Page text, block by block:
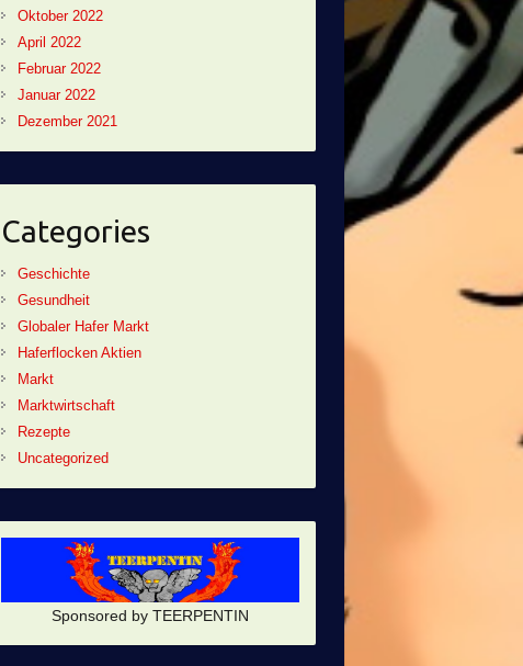
Oktober 2022
April 2022
Februar 2022
Januar 2022
Dezember 2021
Categories
Geschichte
Gesundheit
Globaler Hafer Markt
Haferflocken Aktien
Markt
Marktwirtschaft
Rezepte
Uncategorized
Sponsored by TEERPENTIN